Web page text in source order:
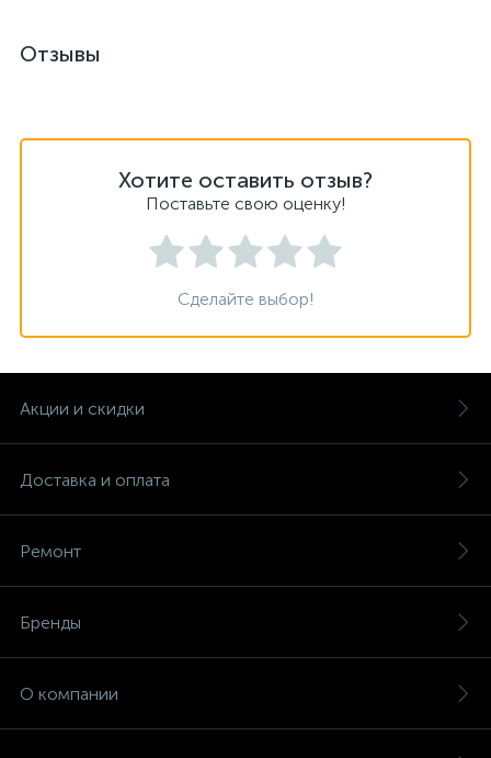
Отзывы
Хотите оставить отзыв?
Поставьте свою оценку!
Сделайте выбор!
Акции и скидки
Доставка и оплата
Ремонт
Бренды
О компании